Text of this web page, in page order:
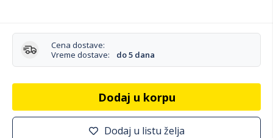
Cena dostave:
Vreme dostave:
do 5 dana
Dodaj u korpu
Dodaj u listu želja